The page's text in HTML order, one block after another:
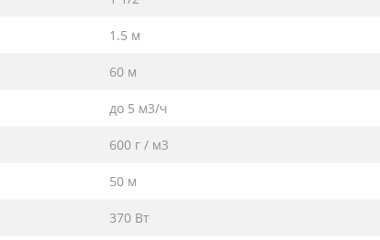
1.5 м
60 м
до 5 м3/ч
600 г / м3
50 м
370 Вт